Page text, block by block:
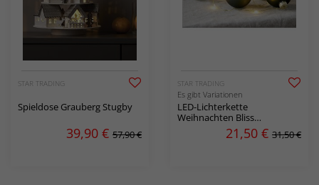
STAR TRADING
Spieldose Grauberg Stugby
39,90 € 57,90 €
STAR TRADING
Es gibt Variationen
LED-Lichterkette
Weihnachten Bliss
Batteriebetrieb21,50 € 31,50 €